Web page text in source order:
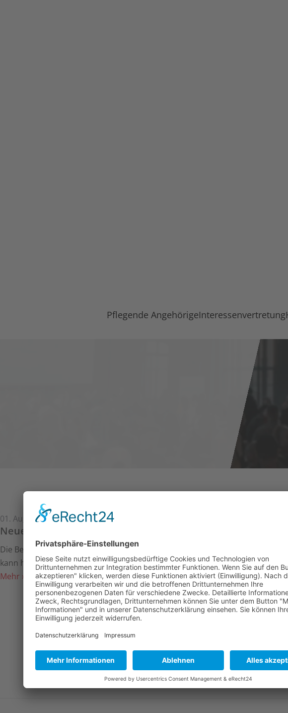
Pflegende AngehörigeInteressenvertretung
01. August 2026
Neues Entlastungsangebot für pflegende Angehörige
Die Begleitung eines Menschen mit Demenz kann für Angehörige sehr
kann helfen, Entlastung zu erfahren, wieder Kraft zu schöpfen und
Mehr »